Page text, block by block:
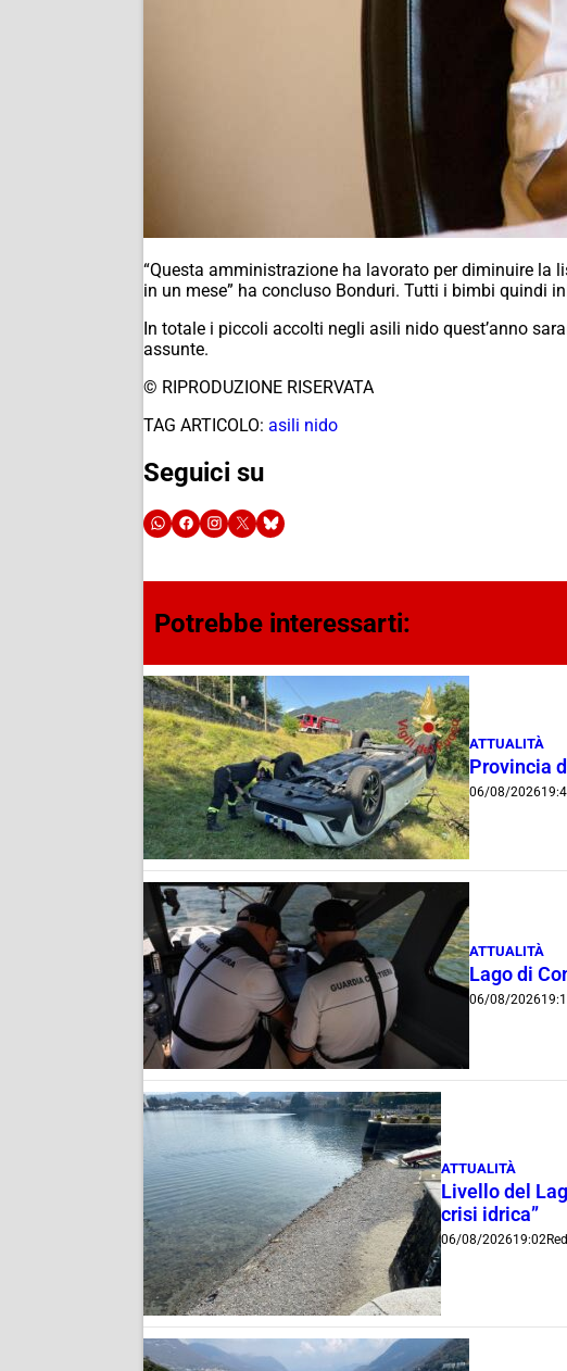
“Questa amministrazione ha lavorato per diminuire la
in un mese” ha concluso Bonduri. Tutti i bimbi quindi
In totale i piccoli accolti negli asili nido quest’anno
assunte.
© RIPRODUZIONE RISERVATA
TAG ARTICOLO: asili nido
Seguici su
Potrebbe interessarti:
ATTUALITÀ
Provincia
06/08/2026
ATTUALITÀ
Lago di
06/08/2026
ATTUALITÀ
Livello del
crisi idrica”
06/08/202619:02